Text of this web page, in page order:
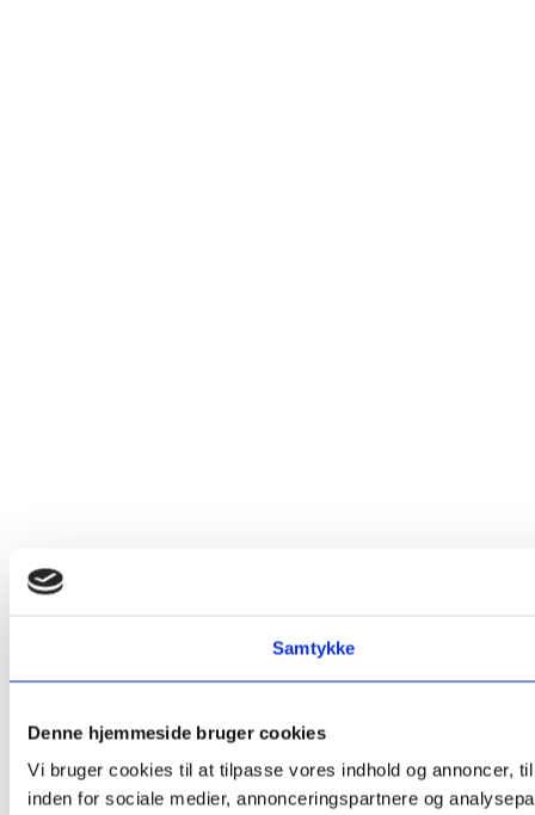
Samtykke
Denne hjemmeside bruger cookies
Vi bruger cookies til at tilpasse vores indhold og annoncer,
inden for sociale medier, annonceringspartnere og